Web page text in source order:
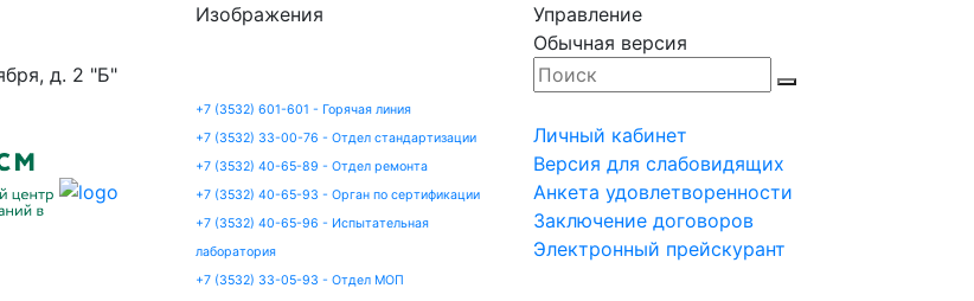
Изображения
Управление
Обычная версия
д. 2 "Б"
+7 (3532) 601-601 - Горячая линия
+7 (3532) 33-00-76 - Отдел стандартизации
+7 (3532) 40-65-89 - Отдел ремонта
+7 (3532) 40-65-93 - Орган по сертификации
+7 (3532) 40-65-96 - Испытательная
лаборатория
+7 (3532) 33-05-93 - Отдел МОП
Личный кабинет
Версия для слабовидящих
Анкета удовлетворенности
Заключение договоров
Электронный прейскурант